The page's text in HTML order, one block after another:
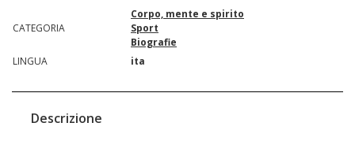
CATEGORIA
Corpo, mente e spirito
Sport
Biografie
LINGUA
ita
Descrizione